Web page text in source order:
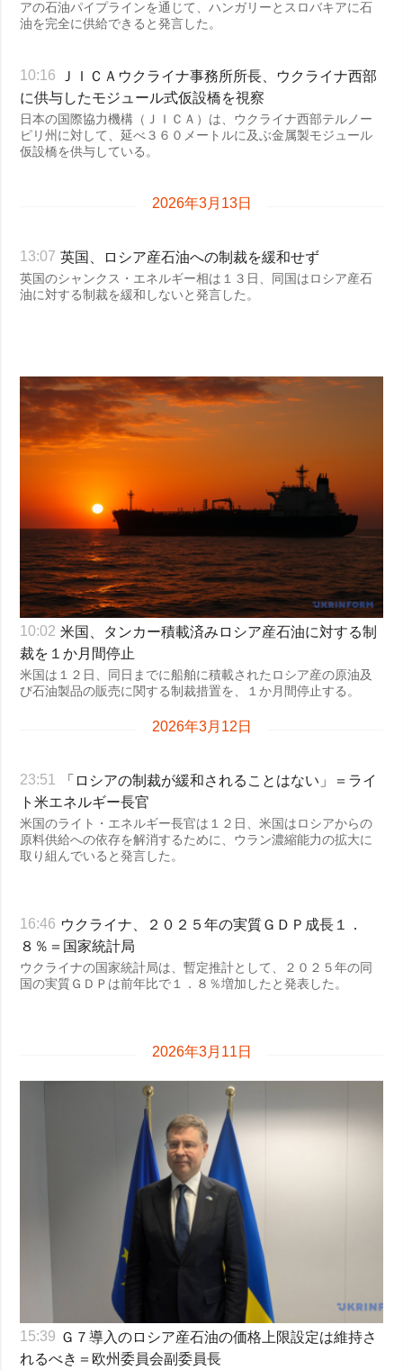
アの石油パイプラインを通じて、ハンガリーとスロバキアに石
油を完全に供給できると発言した。
10:16
ＪＩＣＡウクライナ事務所所長、ウクライナ西部
に供与したモジュール式仮設橋を視察
日本の国際協力機構（ＪＩＣＡ）は、ウクライナ西部テルノー
ピリ州に対して、延べ３６０メートルに及ぶ金属製モジュール
仮設橋を供与している。
2026年3月13日
13:07 英国、ロシア産石油への制裁を緩和せず
英国のシャンクス・エネルギー相は１３日、同国はロシア産石
油に対する制裁を緩和しないと発言した。
10:02 米国、タンカー積載済みロシア産石油に対する制
裁を１か月間停止
米国は１２日、同日までに船舶に積載されたロシア産の原油及
び石油製品の販売に関する制裁措置を、１か月間停止する。
2026年3月12日
23:51
「ロシアの制裁が緩和されることはない」＝ライ
ト米エネルギー長官
米国のライト・エネルギー長官は１２日、米国はロシアからの
原料供給への依存を解消するために、ウラン濃縮能力の拡大に
取り組んでいると発言した。
16:46 ウクライナ、２０２５年の実質ＧＤＰ成長１．
８％＝国家統計局
ウクライナの国家統計局は、暫定推計として、２０２５年の同
国の実質ＧＤＰは前年比で１．８％増加したと発表した。
2026年3月11日
15:39 Ｇ７導入のロシア産石油の価格上限設定は維持さ
れるべき＝欧州委員会副委員長